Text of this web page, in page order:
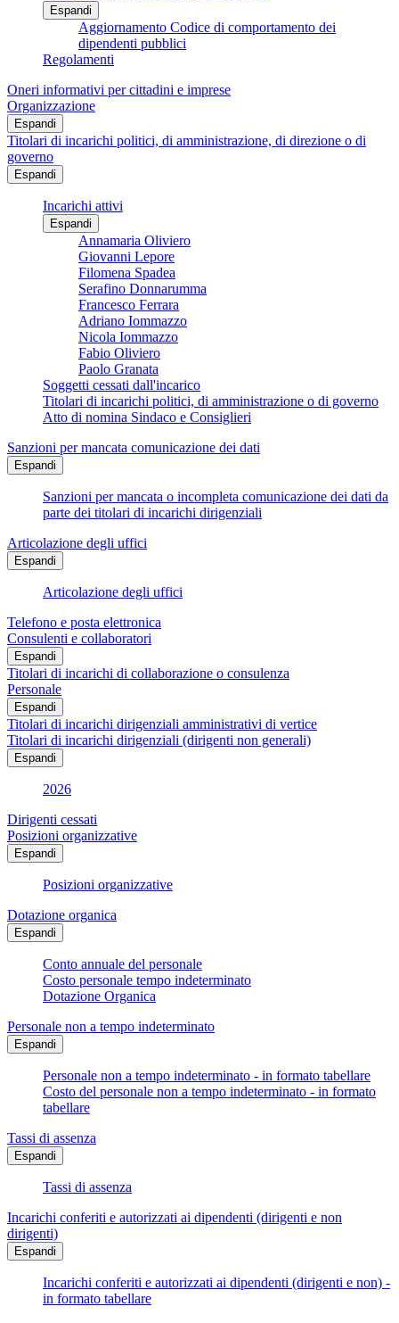
Espandi
Aggiornamento Codice di comportamento dei
dipendenti pubblici
Regolamenti
Oneri informativi per cittadini e imprese
Organizzazione
Espandi
Titolari di incarichi politici, di amministrazione, di direzione o di
governo
Espandi
Incarichi attivi
Espandi
Annamaria Oliviero
Giovanni Lepore
Filomena Spadea
Serafino Donnarumma
Francesco Ferrara
Adriano Iommazzo
Nicola Iommazzo
Fabio Oliviero
Paolo Granata
Soggetti cessati dall'incarico
Titolari di incarichi politici, di amministrazione o di governo
Atto di nomina Sindaco e Consiglieri
Sanzioni per mancata comunicazione dei dati
Espandi
Sanzioni per mancata o incompleta comunicazione dei dati da
parte dei titolari di incarichi dirigenziali
Articolazione degli uffici
Espandi
Articolazione degli uffici
Telefono e posta elettronica
Consulenti e collaboratori
Espandi
Titolari di incarichi di collaborazione o consulenza
Personale
Espandi
Titolari di incarichi dirigenziali amministrativi di vertice
Titolari di incarichi dirigenziali (dirigenti non generali)
Espandi
2026
Dirigenti cessati
Posizioni organizzative
Espandi
Posizioni organizzative
Dotazione organica
Espandi
Conto annuale del personale
Costo personale tempo indeterminato
Dotazione Organica
Personale non a tempo indeterminato
Espandi
Personale non a tempo indeterminato - in formato tabellare
Costo del personale non a tempo indeterminato - in formato
tabellare
Tassi di assenza
Espandi
Tassi di assenza
Incarichi conferiti e autorizzati ai dipendenti (dirigenti e non
dirigenti)
Espandi
Incarichi conferiti e autorizzati ai dipendenti (dirigenti e non) -
in formato tabellare